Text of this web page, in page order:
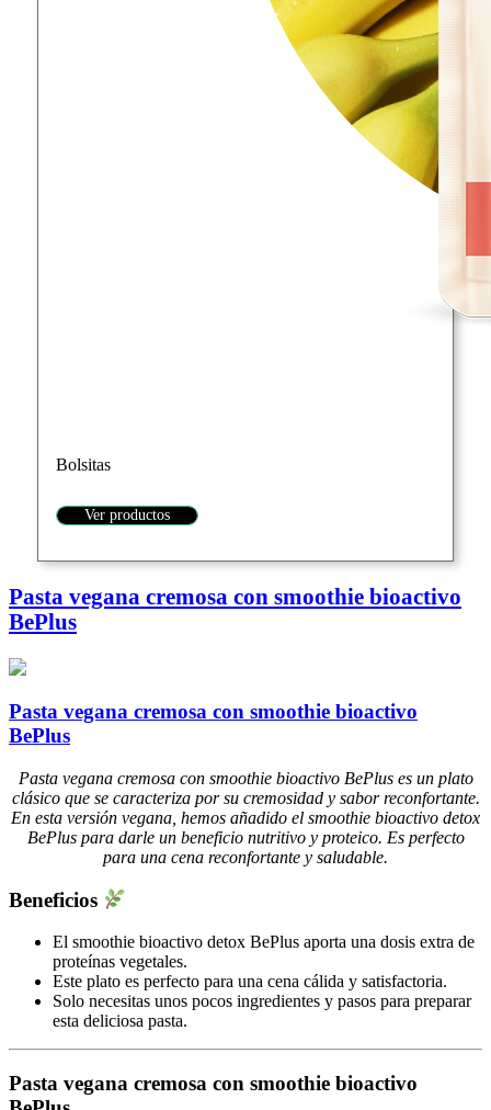
Bolsitas
Ver productos
Pasta vegana cremosa con smoothie bioactivo
BePlus
Pasta vegana cremosa con smoothie bioactivo
BePlus
Pasta vegana cremosa con smoothie bioactivo BePlus es un plato
clásico que se caracteriza por su cremosidad y sabor reconfortante.
En esta versión vegana, hemos añadido el smoothie bioactivo detox
BePlus para darle un beneficio nutritivo y proteico. Es perfecto
para una cena reconfortante y saludable.
Beneficios
El smoothie bioactivo detox BePlus aporta una dosis extra de
proteínas vegetales.
Este plato es perfecto para una cena cálida y satisfactoria.
Solo necesitas unos pocos ingredientes y pasos para preparar
esta deliciosa pasta.
Pasta vegana cremosa con smoothie bioactivo